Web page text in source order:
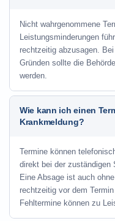
Nicht wahrgenommene
Leistungsminderungen
rechtzeitig abzusagen.
Gründen sollte die
werden.
Wie kann ich einen
Krankmeldung?
Termine können
direkt bei der zuständigen
Eine Absage ist auch
rechtzeitig vor dem
Fehltermine können zu